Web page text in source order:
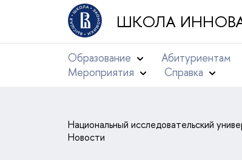
ШКОЛА
Образование Абитуриентам
Мероприятия
Справка
Национальный исследовательский
Новости